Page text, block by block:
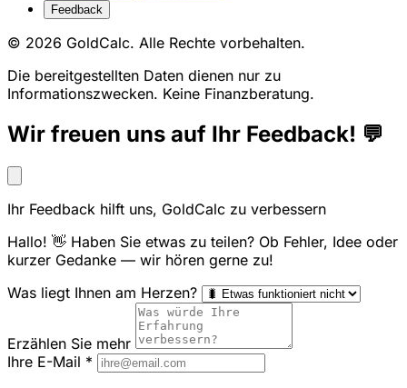
Feedback
© 2026 GoldCalc. Alle Rechte vorbehalten.
Die bereitgestellten Daten dienen nur zu
Informationszwecken. Keine Finanzberatung.
Wir freuen uns auf Ihr Feedback! 💬
Ihr Feedback hilft uns, GoldCalc zu verbessern
Hallo! 👋 Haben Sie etwas zu teilen? Ob Fehler, Idee oder
kurzer Gedanke — wir hören gerne zu!
Was liegt Ihnen am Herzen?
Erzählen Sie mehr
Ihre E-Mail *